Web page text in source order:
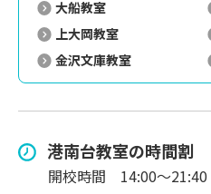
大船教室
上大岡教室
金沢文庫教室
港南台教室の時間割
開校時間
14:00～21:40